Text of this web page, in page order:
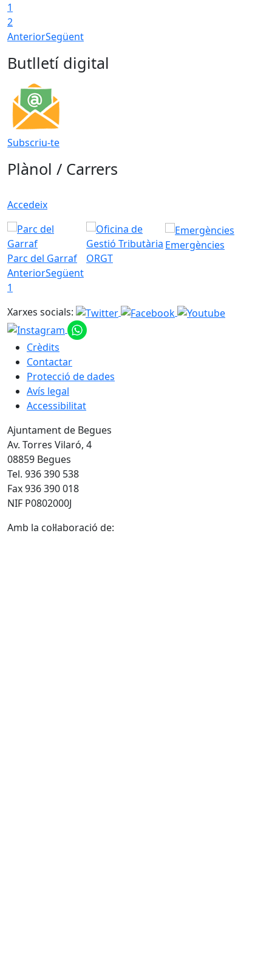
1
2
AnteriorSegüent
Butlletí digital
Subscriu-te
Plànol / Carrers
Accedeix
Parc del Garraf ORGT
Emergències
AnteriorSegüent
1
Xarxes socials:
Crèdits
Contactar
Protecció de dades
Avís legal
Accessibilitat
Ajuntament de Begues
Av. Torres Vilaró, 4
08859 Begues
Tel. 936 390 538
Fax 936 390 018
NIF P0802000J
Amb la col·laboració de: